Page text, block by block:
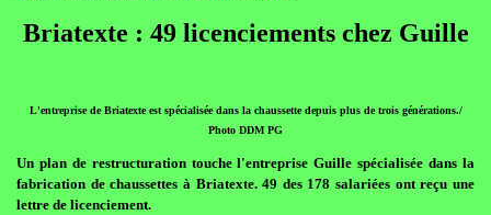
Briatexte : 49 licenciements chez Guille
L'entreprise de Briatexte est spécialisée dans la chaussette depuis plus de trois générations./
Photo DDM PG
Un plan de restructuration touche l'entreprise Guille spécialisée dans la
fabrication de chaussettes à Briatexte. 49 des 178 salariées ont reçu une
lettre de licenciement.